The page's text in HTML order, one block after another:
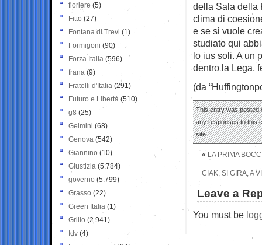
della Sala della
clima di
e se si vuole
studiato qui
lo ius soli. A un
dentro la Lega,
(da
This entry was posted
any responses to this
site.
« LA PRIMA
CIAK, SI GIRA, A
Leave a
You must be
fioriere (5)
Fitto (27)
Fontana di Trevi (1)
Formigoni (90)
Forza Italia (596)
frana (9)
Fratelli d'Italia (291)
Futuro e Libertà (510)
g8 (25)
Gelmini (68)
Genova (542)
Giannino (10)
Giustizia (5.784)
governo (5.799)
Grasso (22)
Green Italia (1)
Grillo (2.941)
Idv (4)